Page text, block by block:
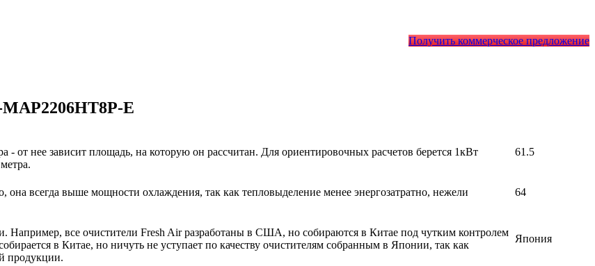
Получить коммерческое предложение
E
от нее зависит площадь, на которую он рассчитан. Для ориентировочных расчетов берется 1кВт
61.5
всегда выше мощности охлаждения, так как тепловыделение менее энергозатратно, нежели
64
Например, все очистители Fresh Air разработаны в США, но собираются в Китае под чутким контролем
в Китае, но ничуть не уступает по качеству очистителям собранным в Японии, так как
продукции.
Япония